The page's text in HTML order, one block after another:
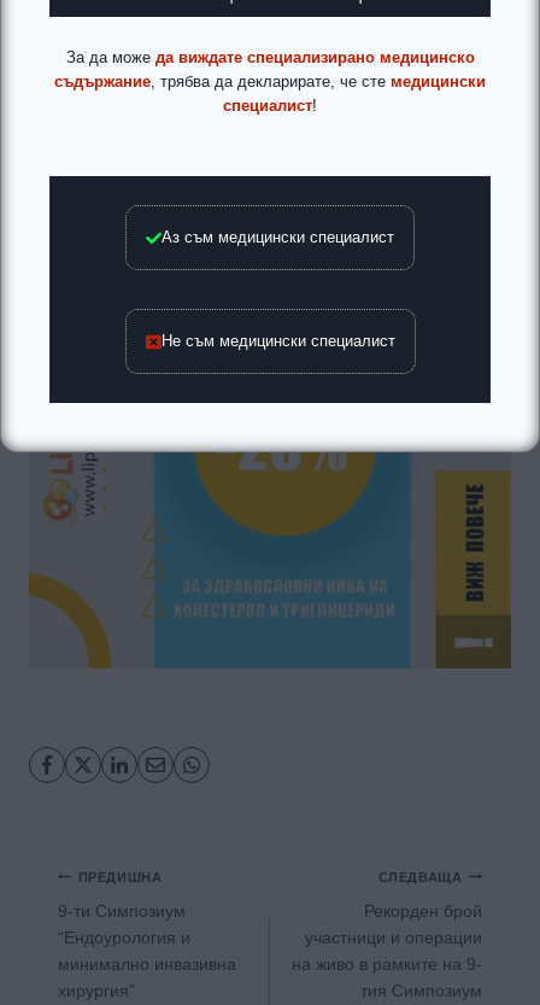
Навигация
ПРЕДИШНА
9-ти Симпозиум
“Ендоурология и
минимално инвазивна
хирургия”
СЛЕДВАЩА
Рекорден брой
участници и операции
на живо в рамките на 9-
тия Симпозиум
За да може да виждате специализирано медицинско
съдържание, трябва да декларирате, че сте медицински
специалист!
Аз съм медицински специалист
Не съм медицински специалист